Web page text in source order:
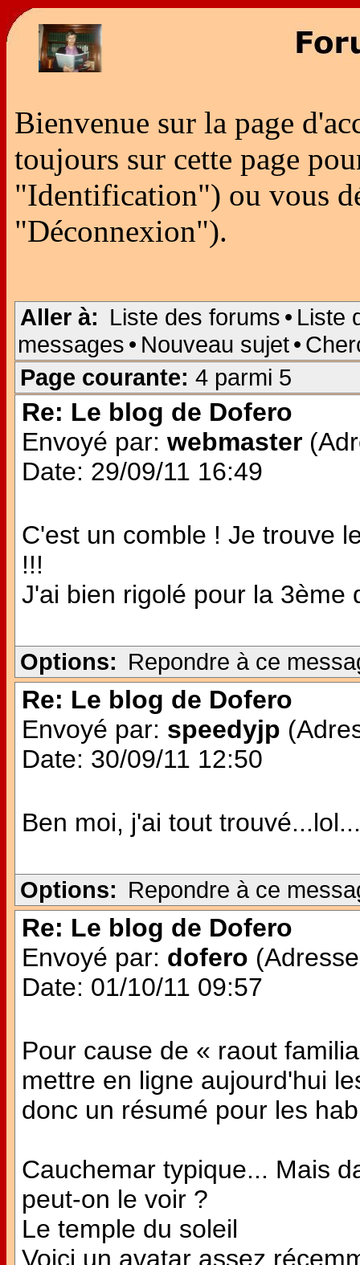
Bienvenue sur la page
toujours sur cette page
"Identification") ou vous
"Déconnexion").
Aller à: Liste des forums • Liste
messages • Nouveau sujet•
Page courante: 4 parmi 5
Re: Le blog de Dofero
Envoyé par: webmaster
Date: 29/09/11 16:49
C'est un comble ! Je trouve
!!!
J'ai bien rigolé pour la 3ème
Options: Repondre à ce
Re: Le blog de Dofero
Envoyé par: speedyjp
Date: 30/09/11 12:50
Ben moi, j'ai tout
Options: Repondre à ce
Re: Le blog de Dofero
Envoyé par: dofero
Date: 01/10/11 09:57
Pour cause de « raout
mettre en ligne aujourd'hui
donc un résumé pour les
Cauchemar typique... Mais
peut-on le voir ?
Le temple du soleil
Voici un avatar assez